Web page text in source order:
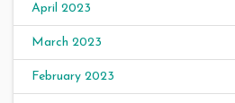
April 2023
March 2023
February 2023